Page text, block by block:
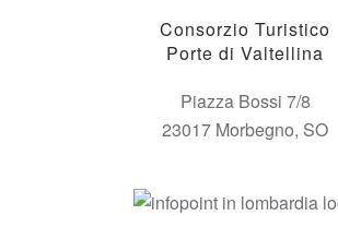
Consorzio Turistico
Porte di Valtellina
Piazza Bossi 7/8
23017 Morbegno, SO